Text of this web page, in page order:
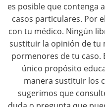
a
es posible que contenga
casos particulares. Por
con tu médico. Ningún
sustituir la opinión de tu
pormenores de tu caso.
único propósito
manera sustituir los
sugerimos que